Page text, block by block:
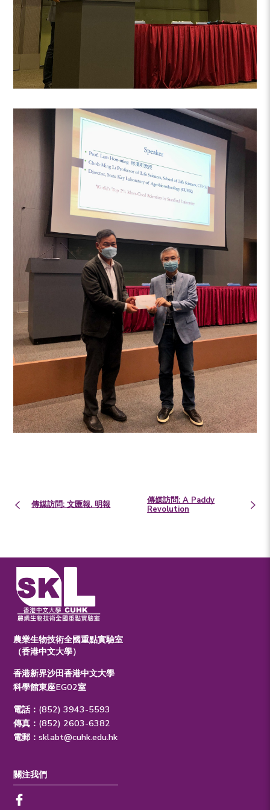
傳媒訪問: 文匯報, 明報
傳媒訪問: A Paddy
Revolution
農業生物技術全國重點實驗室
（香港中文大學）
香港新界沙田香港中文大學
科學館東座EG02室
電話：(852) 3943-5593
傳真：(852) 2603-6382
電郵：sklabt@cuhk.edu.hk
關注我們